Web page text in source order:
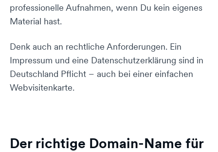
professionelle Aufnahmen, wenn Du kein eigenes
Material hast.
Denk auch an rechtliche Anforderungen. Ein
Impressum und eine Datenschutzerklärung sind in
Deutschland Pflicht – auch bei einer einfachen
Webvisitenkarte.
Der richtige Domain-Name für